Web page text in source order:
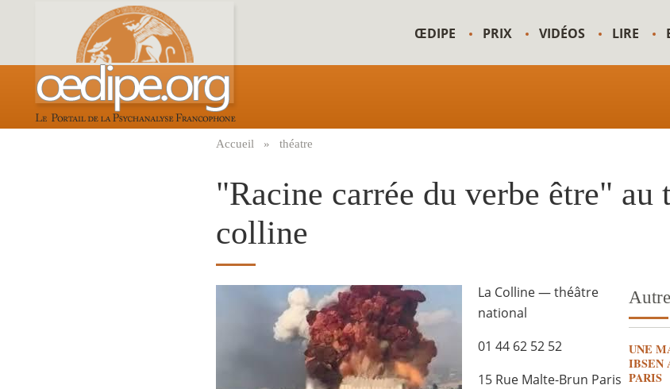
ŒDIPE PRIX VIDÉOS LIRE
d'Ariane
Accueil théatre
"Racine carrée du verbe être" au
colline
La Colline — théâtre
national
01 44 62 52 52
15 Rue Malte-Brun Paris
UNE
IBSEN
PARIS